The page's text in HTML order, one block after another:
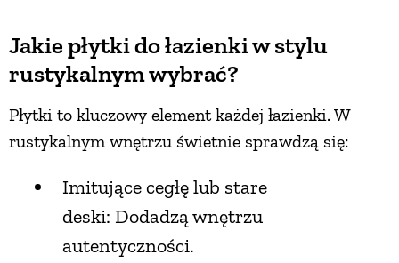
Jakie płytki do łazienki w stylu
rustykalnym wybrać?
Płytki to kluczowy element każdej łazienki. W
rustykalnym wnętrzu świetnie sprawdzą się:
Imitujące cegłę lub stare
deski: Dodadzą wnętrzu
autentyczności.